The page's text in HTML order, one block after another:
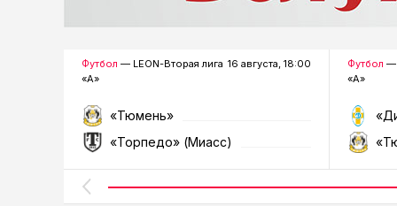
Футбол — LEON-Вторая лига
«А»
16 августа, 18:00
«Тюмень»
«Торпедо» (Миасс)
Футбол —
«А»